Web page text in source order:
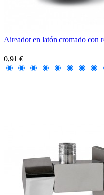
Aireador en latón cromado con
0,91 €